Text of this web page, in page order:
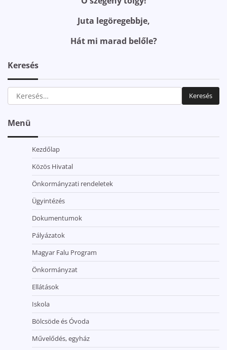
Juta legöregebbje,
Hát mi marad belőle?
Keresés
Keresés:
Menü
Kezdőlap
Közös Hivatal
Önkormányzati rendeletek
Ügyintézés
Dokumentumok
Pályázatok
Magyar Falu Program
Önkormányzat
Ellátások
Iskola
Bölcsöde és Óvoda
Művelődés, egyház